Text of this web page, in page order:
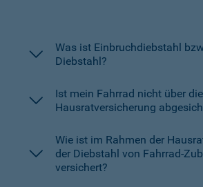
Was ist Einbruchdiebstahl
Diebstahl?
Ist mein Fahrrad nicht über die
Hausratversicherung
Wie ist im Rahmen der
der Diebstahl von Fahrrad-
versichert?